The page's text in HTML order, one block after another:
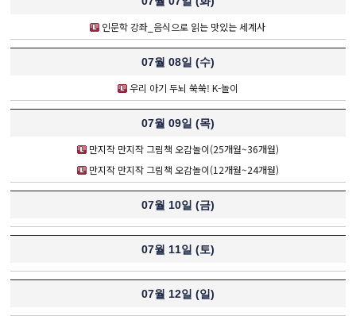
인문학 강좌_음식으로 읽는 맛있는 세계사
07월 08일 (수)
우리 아기 두뇌 쑥쑥! K-놀이
07월 09일 (목)
만지작 만지작 그림책 오감놀이(25개월~36개월)
만지작 만지작 그림책 오감놀이(12개월~24개월)
07월 10일 (금)
07월 11일 (토)
07월 12일 (일)